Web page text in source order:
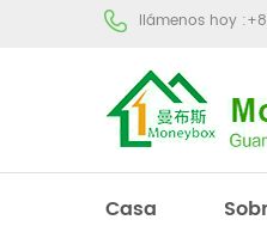
llámenos hoy :
Casa